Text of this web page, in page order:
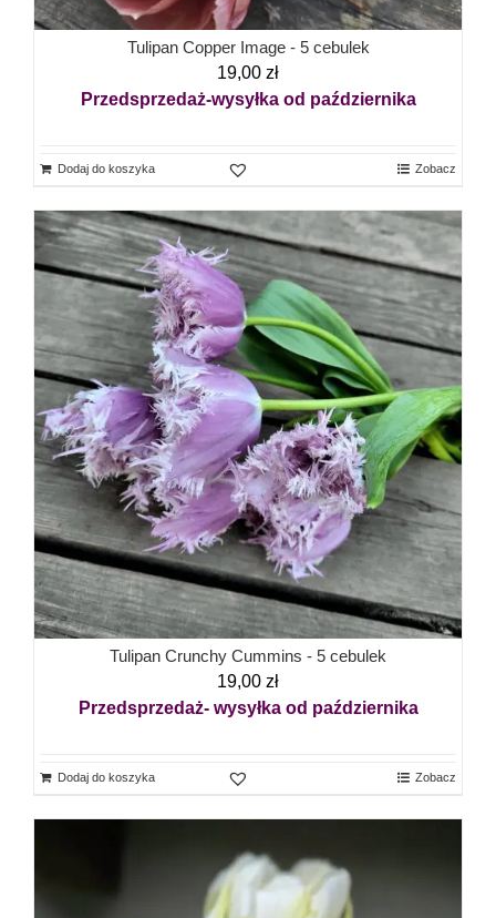
Tulipan Copper Image - 5 cebulek
19,00 zł
Przedsprzedaż-wysyłka od października
Dodaj do koszyka Zobacz
Tulipan Crunchy Cummins - 5 cebulek
19,00 zł
Przedsprzedaż- wysyłka od października
Dodaj do koszyka Zobacz